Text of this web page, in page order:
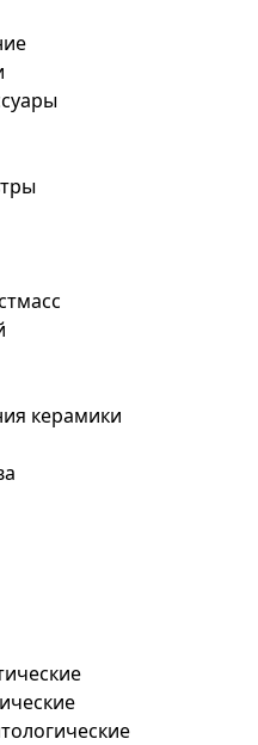
керамики